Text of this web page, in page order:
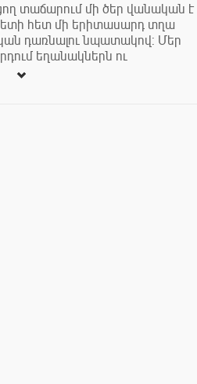
տաճարում մի ծեր վանական է
հետ մի երիտասարդ տղա
դառնալու նպատակով: Մեր
եղանակներն ու